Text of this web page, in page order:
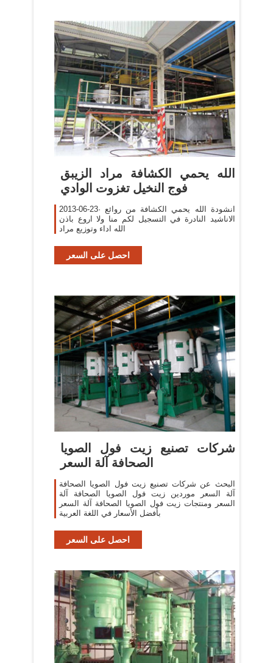
‫الله يحمي الكشافة مراد الزيبق
فوج النخيل تغزوت الوادي
2013-06-23· انشودة الله يحمي الكشافة من روائع
الاناشيد النادرة في التسجيل لكم منا ولا اروع باذن
الله اداء وتوزيع مراد
احصل على السعر
شركات تصنيع زيت فول الصويا
الصحافة آلة السعر
البحث عن شركات تصنيع زيت فول الصويا الصحافة
آلة السعر موردين زيت فول الصويا الصحافة آلة
السعر ومنتجات زيت فول الصويا الصحافة آلة السعر
بأفضل الأسعار في اللغة العربية
احصل على السعر